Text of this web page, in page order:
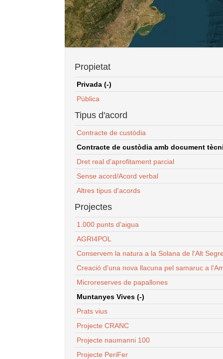
Propietat
Privada (-)
Pública
Tipus d'acord
Contracte de custòdia
Contracte de custòdia amb document
Dret real d'aprofitament parcial
Sense acord/Acord verbal
Altres tipus d'acords
Projectes
1.000 punts d'aigua
AGRI4POL
Conservem la natura a la Solana de l'Alt
Creació d'una nova llacuna pel samaruc a
Microreserves de papallones
Muntanyes Vives (-)
Prats vius
Projecte CRANC
Projecte naumanni 100
Projecte PeriFer